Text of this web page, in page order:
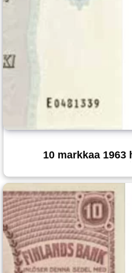
10 markkaa